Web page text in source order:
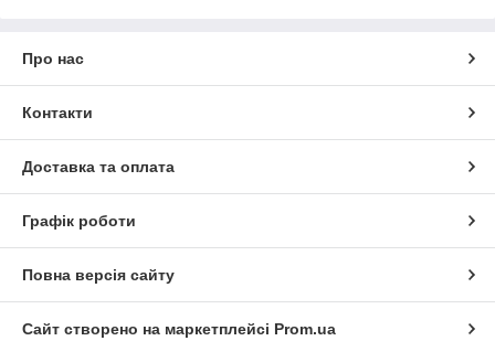
Про нас
Контакти
Доставка та оплата
Графік роботи
Повна версія сайту
Сайт створено на маркетплейсі Prom.ua